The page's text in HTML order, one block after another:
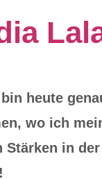
heute
wo ich
Stärken in